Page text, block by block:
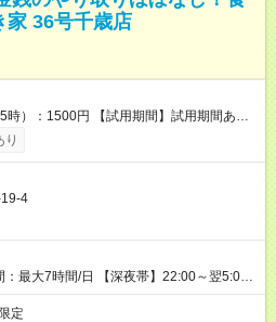
36号千歳店
試用期間】試用期間あり
月 雇用形態、給与は本採用時と同じです。
（※条件変更なし）ですが、切り上げで
り
4
：最大7時間/日 【深夜帯】22:00～翌5:00
※22:00から翌5:00までは18歳以上の方
満の深夜業務禁止のため） ★深夜で
定